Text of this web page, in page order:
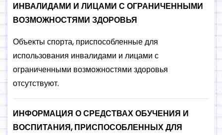
ИНВАЛИДАМИ И ЛИЦАМИ С ОГРАНИЧЕННЫМИ
ВОЗМОЖНОСТЯМИ ЗДОРОВЬЯ
Объекты спорта, приспособленные для
использования инвалидами и лицами с
ограниченными возможностями здоровья
отсутствуют.
ИНФОРМАЦИЯ О СРЕДСТВАХ ОБУЧЕНИЯ И
ВОСПИТАНИЯ, ПРИСПОСОБЛЕННЫХ ДЛЯ